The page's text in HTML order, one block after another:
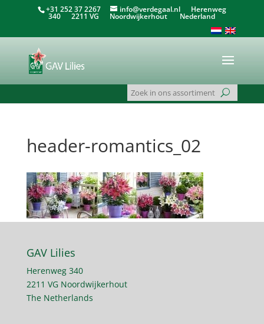
+31 252 37 2267 info@verdegaal.nlHerenweg
340 2211 VG Noordwijkerhout Nederland
header-romantics_02
GAV Lilies
Herenweg 340
2211 VG Noordwijkerhout
The Netherlands